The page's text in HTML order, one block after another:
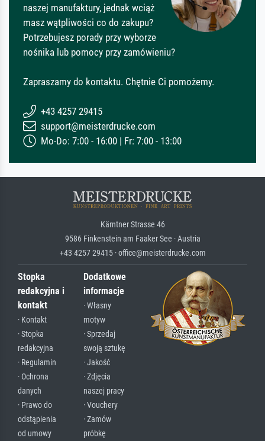
naszej manufaktury, jednak wciąż
masz wątpliwości co do zakupu?
Potrzebujesz porady przy wyborze
nośnika lub pomocy przy zamówieniu?
Zapraszamy do kontaktu. Chętnie Ci pomożemy.
+43 4257 29415
support@meisterdrucke.com
Mo-Do: 7:00 - 16:00 | Fr: 7:00 - 13:00
Kärntner Strasse 46
9586 Finkenstein am Faaker See · Austria
+43 4257 29415 · office@meisterdrucke.com
Stopka
redakcyjna i
kontakt
· Kontakt
· Stopka
redakcyjna
· Regulamin
· Ochrona
danych
· Prawo do
odstąpienia
od umowy
Dodatkowe
informacje
· Własny
motyw
· Sprzedaj
swoją sztukę
· Jakość
· Zdjęcia
naszej pracy
· Vouchery
· Zamów
próbkę